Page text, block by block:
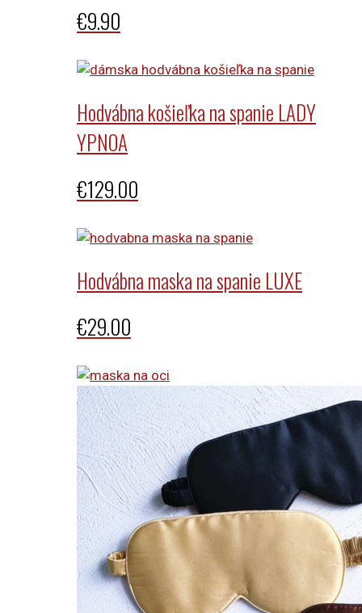
€9.90
Hodvábna košieľka na spanie LADY
YPNOA
€129.00
Hodvábna maska na spanie LUXE
€29.00